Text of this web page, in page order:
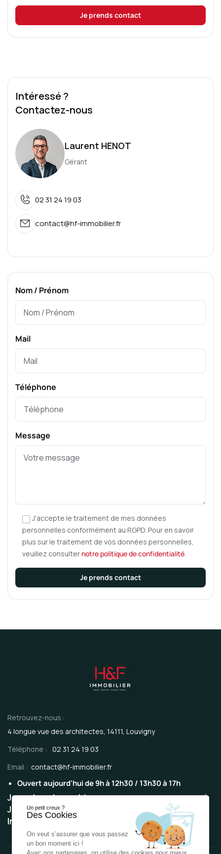
Je prends contact
Intéressé ?
Contactez-nous
Laurent HENOT
Gérant
02 31 24 19 03
contact@hf-immobilier.fr
Nom / Prénom
Mail
Téléphone
Message
J'accepte le traitement de mes données
personnelles conformément au RGPD. Pour en savoir
plus sur le traitement de vos données personnelles,
veuillez consulter notre politique de confidentialité.
Retrouvez-nous :
4 longue vue des architectes, 14111, Louvigny
Téléphone :
02 31 24 19 03
Email : contact@hf-immobilier.fr
Ouvert aujourd'hui de 9h à 12h30 / 13h30 à 17h
Je recherche un bien
Je suis propriétaire
Informations
Un petit creux ?
Des Cookies
On veut s’assurer que vous passez
un bon moment ici !